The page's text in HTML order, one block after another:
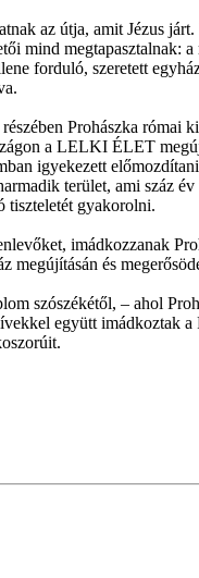
az útja, amit Jézus
mind megtapasztalnak:
forduló, szeretett
Prohászka
a LELKI ÉLET
igyekezett
terület, ami száz
tiszteletét gyakorolni.
imádkozzanak
megújításán és
szószékétől, – ahol
együtt imádkoztak a